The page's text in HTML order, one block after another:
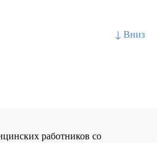
↓ Вниз
работников со